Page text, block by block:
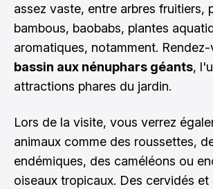
assez vaste, entre arbres fruitiers,
bambous, baobabs, plantes
aromatiques, notamment.
bassin aux nénuphars géants,
attractions phares du jardin.
Lors de la visite, vous verrez
animaux comme des roussettes,
endémiques, des caméléons ou
oiseaux tropicaux. Des cervidés